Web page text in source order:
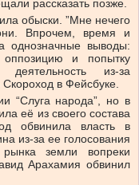
рассказать позже.
обыски. ”Мне нечего
Впрочем, время и
однозначные выводы:
и попытку
деятельность из-за
в Фейсбуке.
“Слуга народа”, но в
её из своего состава
обвинила власть в
из-за ее голосования
рынка земли вопреки
Арахамия обвинил